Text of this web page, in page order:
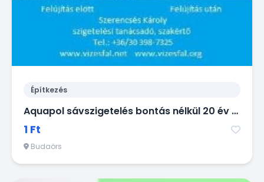
Építkezés
Aquapol sávszigetelés bontás nélkül 20 év garanciával!
1 Ft
Budaörs